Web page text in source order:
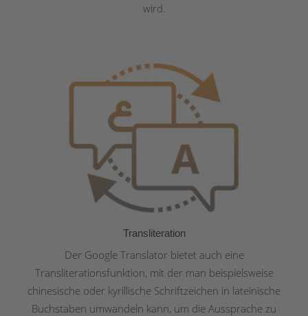
wird.
Transliteration
Der Google Translator bietet auch eine
Transliterationsfunktion, mit der man beispielsweise
chinesische oder kyrillische Schriftzeichen in lateinische
Buchstaben umwandeln kann, um die Aussprache zu